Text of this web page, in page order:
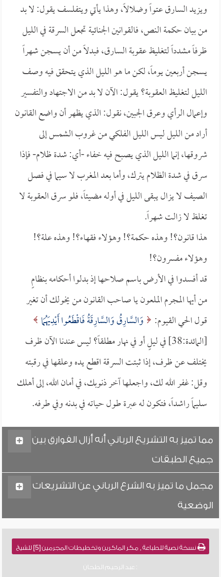
ويزيد السارق عتواً وضلالاً، وهذا يأتي ويتفلسف يقول: لا بد
من بيان حكمة النص، فالقوانين الجنائية تجعل السرقة في الليل
ظرفاً مشدداً لتغليظ عقوبة السارق، فبدلاً من أن يسجن شهراً
يسجن أربعين يوماً، لكن ما هو الليل الذي يتحقق فيه وصف
الليل لتغليظ العقوبة؟ يقول: الآن لا بد من الاجتهاد والتفسير
وإعمال الرأي وعرق الجبين، نقول: الذي يظهر أن واضع القانون
أراد من الليل ليس الليل الفلكي من غروب الشمس إلى
شروقها، إنما الليل الذي يصبح فيه خفاء -أي: شدة ظلام- فإذا
سرق في شدة الظلام يترك، وأما بعد المغرب لا سيما في فصل
الصيف لا يزال يبقى الليل في أوله مضيئاً، فلو سرق العقوبة لا
تغلظ لا زالت شهراً.
هذا قانون؟! وهذه حكمة؟! وهؤلاء فقهاء؟! وهذه علة؟!
وهؤلاء مفسرون؟!
قد أفسدوا في الأرض باسم صلاحها إذ بدلوا أحكامه بنظامٍ
من أيها المجرم الملعون يا صاحب القانون من يخولك أن تغير
قول الحي القيوم:
وَالسَّارِقُ وَالسَّارِقَةُ فَاقْطَعُوا أَيْدِيَهُمَا
[المائدة:38] في ليلٍ أو في نهار مطلقاً؟ ليس عندنا الآن ظرف
يختلف عن ظرف، إذا ثبتت السرقة اقطع يده وعلقها في رقبته
وقل: غفر الله لك، واجعلها آخر ذنوبك، في أمان الله، إلى أهلك
سليماً راشداً، فتكون له عبرة طول حياته في بدنه وفي طرفه.
مما تميز به التشريع الرباني أنه أزال الفوارق بين
جميع الطبقات
مجمل ما تميز به الشرع الرباني عن التشريعات
الوضعية
نسخة نصية للطباعة , مكر الماكرين وتخطيطات المجرمين [5] للشيخ
: عبد الرحيم الطحان